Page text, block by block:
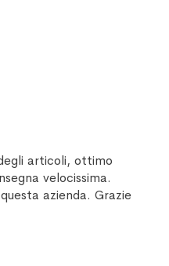
articoli, ottimo
velocissima.
azienda. Grazie